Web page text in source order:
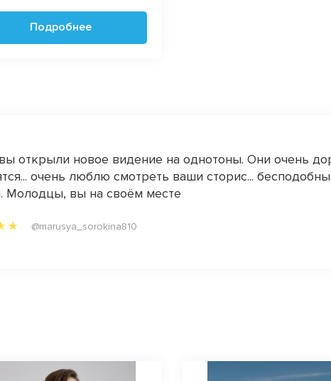
Подробнее
открыли новое видение на однотоны. Они очень
очень люблю смотреть ваши сторис...
Молодцы, вы на своём месте
@marusya_sorokina810